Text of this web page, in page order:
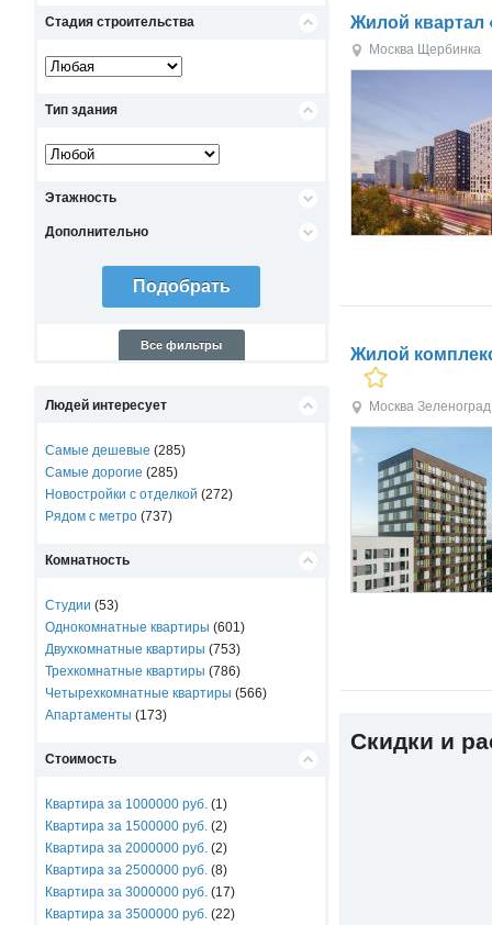
Стадия строительства
Тип здания
Этажность
Дополнительно
Все фильтры
Людей интересует
Самые дешевые (285)
Самые дорогие (285)
Новостройки с отделкой (272)
Рядом с метро (737)
Комнатность
Студии (53)
Однокомнатные квартиры (601)
Двухкомнатные квартиры (753)
Трехкомнатные квартиры (786)
Четырехкомнатные квартиры (566)
Апартаменты (173)
Стоимость
Квартира за 1000000 руб. (1)
Квартира за 1500000 руб. (2)
Квартира за 2000000 руб. (2)
Квартира за 2500000 руб. (8)
Квартира за 3000000 руб. (17)
Квартира за 3500000 руб. (22)
Жилой
Москва Щербинка
Жилой
Москва Зеленоград
Скидки и